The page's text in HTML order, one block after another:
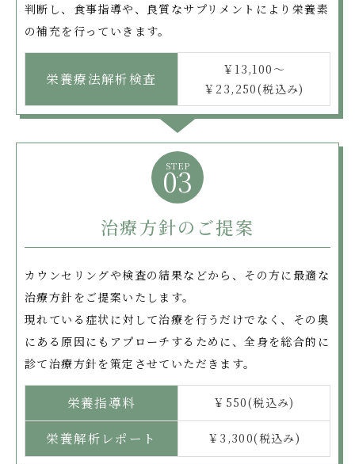
判断し、食事指導や、良質なサプリメントにより栄養素
の補充を行っていきます。
栄養療法解析検査
￥13,100～
￥23,250(税込み)
STEP
03
治療方針のご提案
カウンセリングや検査の結果などから、その方に最適な
治療方針をご提案いたします。
現れている症状に対して治療を行うだけでなく、その奥
にある原因にもアプローチするために、全身を総合的に
診て治療方針を策定させていただきます。
栄養指導料 ￥550(税込み)
栄養解析レポート ￥3,300(税込み)